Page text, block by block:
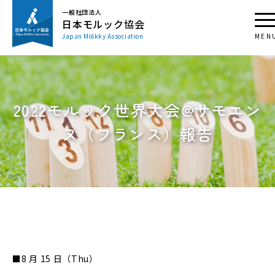
一般社団法人
日本モルック協会
Japan Mölkky Association
2022モルック世界大会@サモエン
ヌ（フランス）報告
■8 月 15 日（Thu）